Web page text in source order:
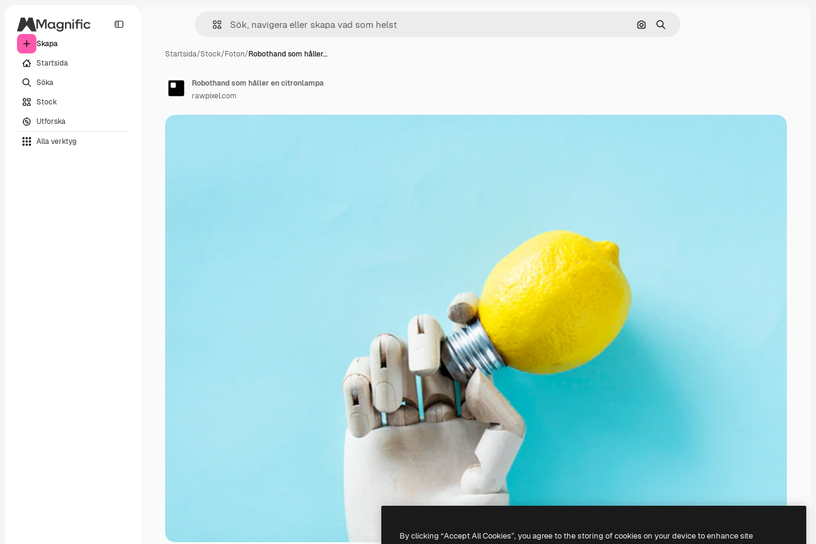
Skapa
Startsida
Söka
Stock
Utforska
Alla verktyg
Sök efter bild
Söka
Startsida/Stock/Foton/Robothand som håller…
Robothand som håller en citronlampa
rawpixel.com
By clicking “Accept All Cookies”, you agree to the storing of cookies on your device to enhance site